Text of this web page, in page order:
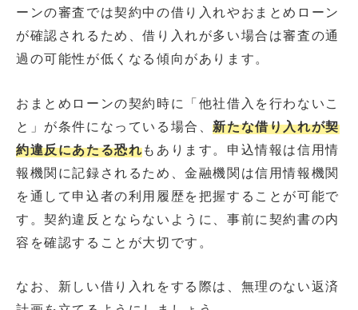
ーンの審査では契約中の借り入れやおまとめローン
が確認されるため、借り入れが多い場合は審査の通
過の可能性が低くなる傾向があります。
おまとめローンの契約時に「他社借入を行わないこ
と」が条件になっている場合、新たな借り入れが契
約違反にあたる恐れもあります。申込情報は信用情
報機関に記録されるため、金融機関は信用情報機関
を通して申込者の利用履歴を把握することが可能で
す。契約違反とならないように、事前に契約書の内
容を確認することが大切です。
なお、新しい借り入れをする際は、無理のない返済